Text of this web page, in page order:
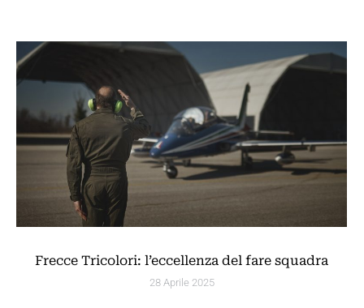
Frecce Tricolori: l’eccellenza del fare squadra
28 Aprile 2025